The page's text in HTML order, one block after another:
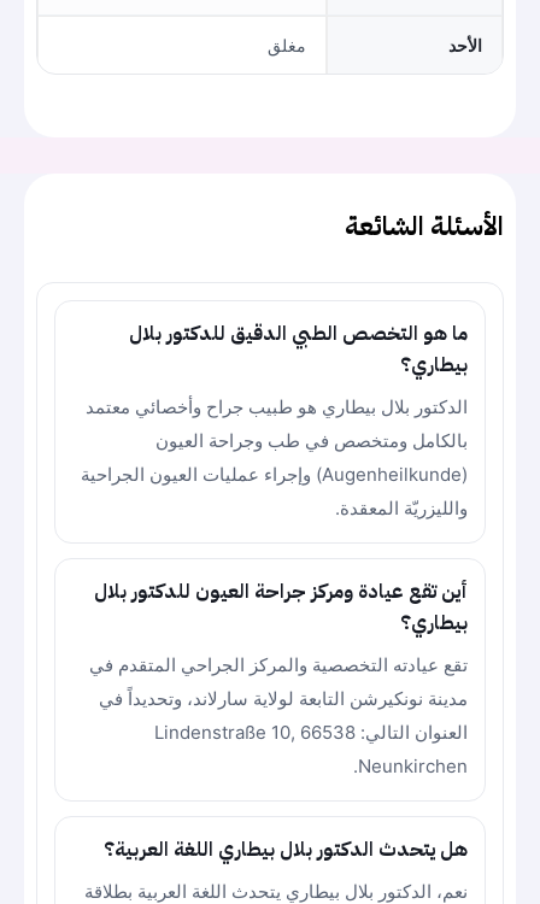
الأحد مغلق
الأسئلة الشائعة
ما هو التخصص الطبي الدقيق للدكتور بلال
بيطاري؟
الدكتور بلال بيطاري هو طبيب جراح وأخصائي معتمد
بالكامل ومتخصص في طب وجراحة العيون
(Augenheilkunde) وإجراء عمليات العيون الجراحية
والليزريّة المعقدة.
أين تقع عيادة ومركز جراحة العيون للدكتور بلال
بيطاري؟
تقع عيادته التخصصية والمركز الجراحي المتقدم في
مدينة نونكيرشن التابعة لولاية سارلاند، وتحديداً في
العنوان التالي: Lindenstraße 10, 66538
Neunkirchen.
هل يتحدث الدكتور بلال بيطاري اللغة العربية؟
نعم، الدكتور بلال بيطاري يتحدث اللغة العربية بطلاقة